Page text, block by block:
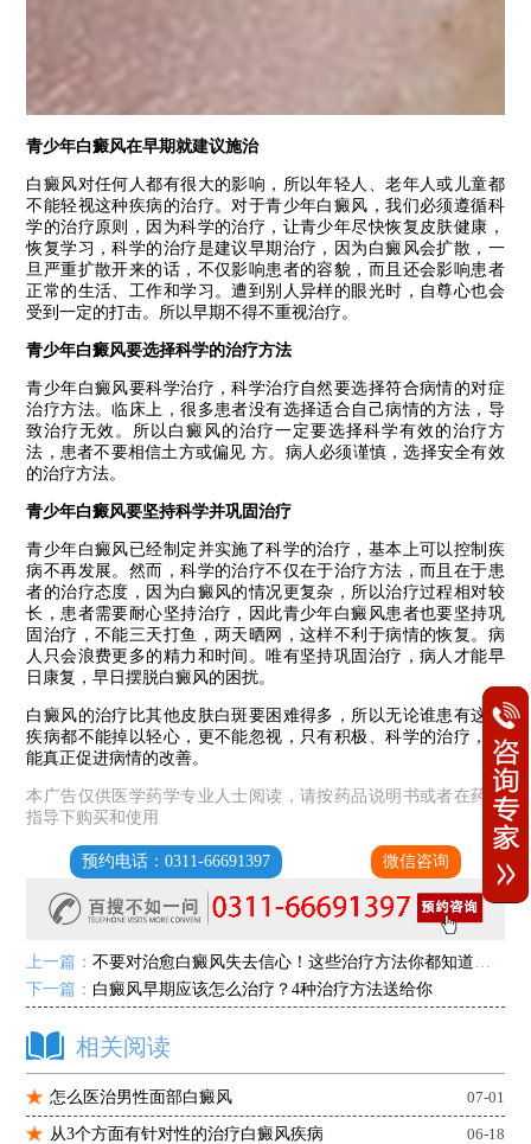
青少年白癜风在早期就建议施治
白癜风对任何人都有很大的影响，所以年轻人、老年人或儿童都
不能轻视这种疾病的治疗。对于青少年白癜风，我们必须遵循科
学的治疗原则，因为科学的治疗，让青少年尽快恢复皮肤健康，
恢复学习，科学的治疗是建议早期治疗，因为白癜风会扩散，一
旦严重扩散开来的话，不仅影响患者的容貌，而且还会影响患者
正常的生活、工作和学习。遭到别人异样的眼光时，自尊心也会
受到一定的打击。所以早期不得不重视治疗。
青少年白癜风要选择科学的治疗方法
青少年白癜风要科学治疗，科学治疗自然要选择符合病情的对症
治疗方法。临床上，很多患者没有选择适合自己病情的方法，导
致治疗无效。所以白癜风的治疗一定要选择科学有效的治疗方
法，患者不要相信土方或偏见 方。病人必须谨慎，选择安全有效
的治疗方法。
青少年白癜风要坚持科学并巩固治疗
青少年白癜风已经制定并实施了科学的治疗，基本上可以控制疾
病不再发展。然而，科学的治疗不仅在于治疗方法，而且在于患
者的治疗态度，因为白癜风的情况更复杂，所以治疗过程相对较
长，患者需要耐心坚持治疗，因此青少年白癜风患者也要坚持巩
固治疗，不能三天打鱼，两天晒网，这样不利于病情的恢复。病
人只会浪费更多的精力和时间。唯有坚持巩固治疗，病人才能早
日康复，早日摆脱白癜风的困扰。
白癜风的治疗比其他皮肤白斑要困难得多，所以无论谁患有这种
疾病都不能掉以轻心，更不能忽视，只有积极、科学的治疗，才
能真正促进病情的改善。
本广告仅供医学药学专业人士阅读，请按药品说明书或者在药师
指导下购买和使用
预约电话：0311-66691397 微信咨询
上一篇：不要对治愈白癜风失去信心！这些治疗方法你都知道吗？
下一篇： 白癜风早期应该怎么治疗？4种治疗方法送给你
相关阅读
怎么医治男性面部白癜风 07-01
从3个方面有针对性的治疗白癜风疾病 06-18